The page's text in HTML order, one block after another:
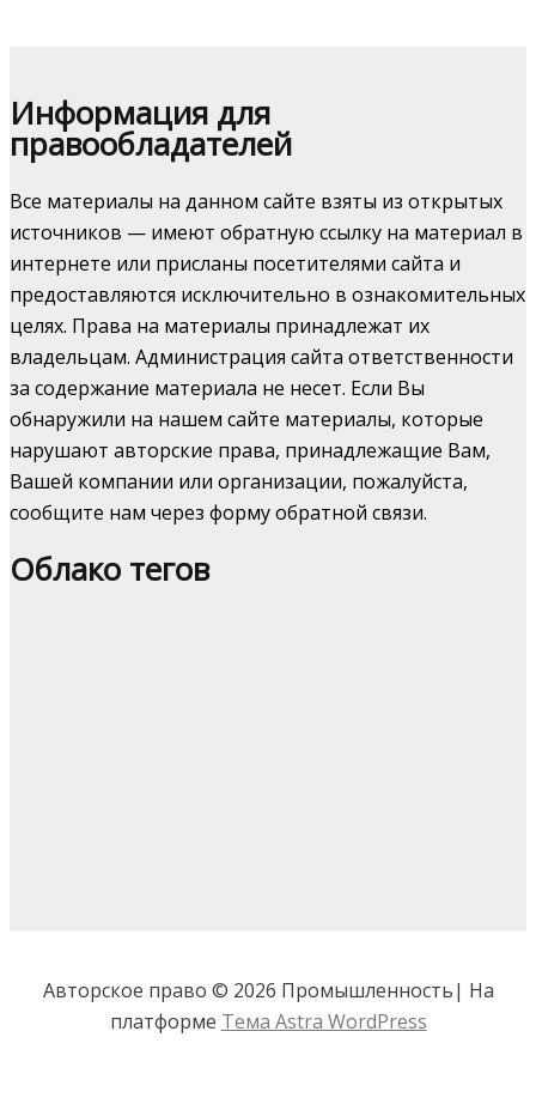
Информация для
правообладателей
Все материалы на данном сайте взяты из открытых
источников — имеют обратную ссылку на материал в
интернете или присланы посетителями сайта и
предоставляются исключительно в ознакомительных
целях. Права на материалы принадлежат их
владельцам. Администрация сайта ответственности
за содержание материала не несет. Если Вы
обнаружили на нашем сайте материалы, которые
нарушают авторские права, принадлежащие Вам,
Вашей компании или организации, пожалуйста,
сообщите нам через форму обратной связи.
Облако тегов
Авторское право © 2026 Промышленность| На
платформе Тема Astra WordPress